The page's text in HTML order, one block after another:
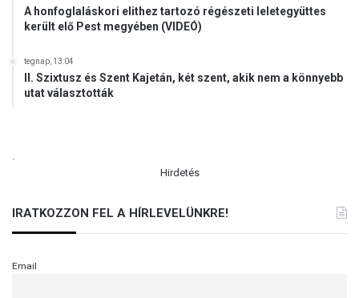
A honfoglaláskori elithez tartozó régészeti leletegyüttes
került elő Pest megyében (VIDEÓ)
tegnap, 13:04
II. Szixtusz és Szent Kajetán, két szent, akik nem a könnyebb
utat választották
Hirdetés
IRATKOZZON FEL A HÍRLEVELÜNKRE!
Email